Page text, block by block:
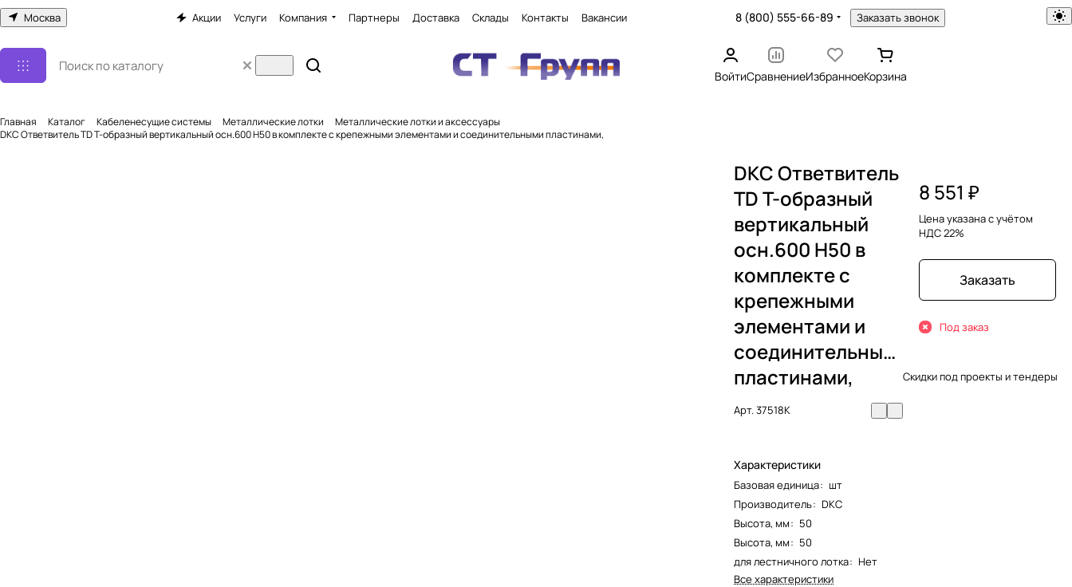
Москва Акции Услуги Компания Партнеры Доставка Склады Контакты Вакансии 8 (800) 555-66-89 Заказать звонок
ВойтиСравнениеИзбранноеКорзина
Главная Каталог Кабеленесущие системы Металлические лотки
Металлические лотки и аксессуары
DKC Ответвитель TD Т-образный вертикальный осн.600 H50 в комплекте с крепежными элементами и соединительными пластинами,
DKC Ответвитель
TD Т-образный
вертикальный
осн.600 H50 в
комплекте с
крепежными
элементами и
соединительными
пластинами,
Арт.37518K
Характеристики
Базовая единица: шт
Производитель: DKC
Высота, мм: 50
Высота, мм: 50
для лестничного лотка: Нет
Все характеристики
8 551 ₽
Цена указана с учётом
НДС 22%
Заказать
Под заказ
Скидки под проекты и тендеры